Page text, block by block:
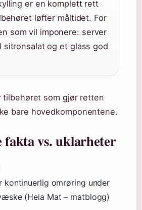
er en komplett rett
løfter måltidet. For
som vil imponere: server
sitronsalat og et glass god
tilbehøret som gjør retten
bare hovedkomponentene.
fakta vs. uklarheter
kontinuerlig omrøring under
(Heia Mat – matblogg)